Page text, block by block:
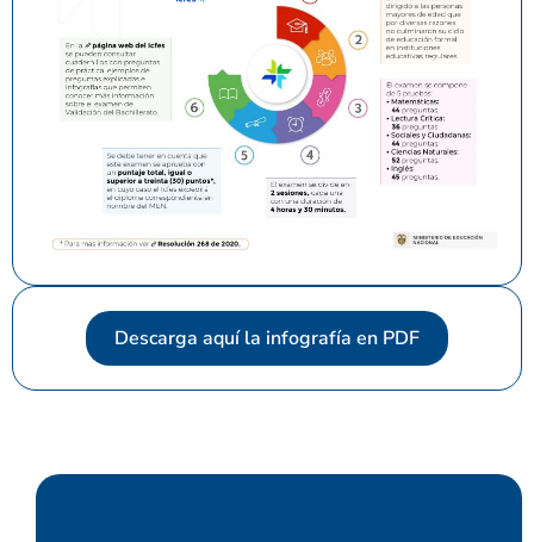
Descarga aquí la infografía en PDF